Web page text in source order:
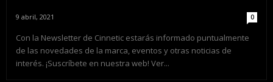
9 abril, 2021 0
Con la Newsletter de Cinnetic estarás informado puntualmente
de las novedades de la marca, eventos y otras noticias de
interés. ¡Suscríbete en nuestra web! Ver...